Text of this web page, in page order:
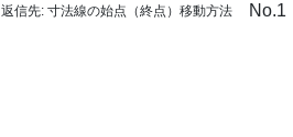
返信先: 寸法線の始点（終点）移動方法 No.1